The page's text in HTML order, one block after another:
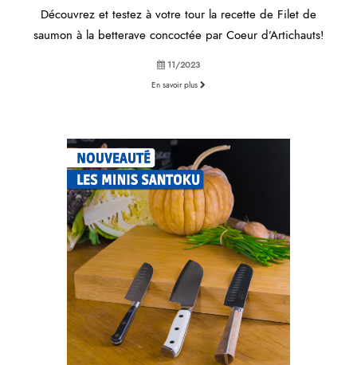
Découvrez et testez à votre tour la recette de Filet de
saumon à la betterave concoctée par Coeur d’Artichauts!
11/2023
En savoir plus